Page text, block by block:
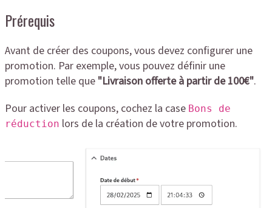
Prérequis
Avant de créer des coupons, vous devez configurer une
promotion. Par exemple, vous pouvez définir une
promotion telle que "Livraison offerte à partir de 100€".
Pour activer les coupons, cochez la case Bons de
réduction lors de la création de votre promotion.